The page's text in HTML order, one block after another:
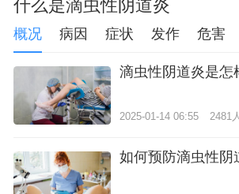
什么是滴虫性阴道炎
概况 病因 症状 发作 危害
滴虫性阴道炎是怎
2025-01-14 06:55 2481
如何预防滴虫性阴